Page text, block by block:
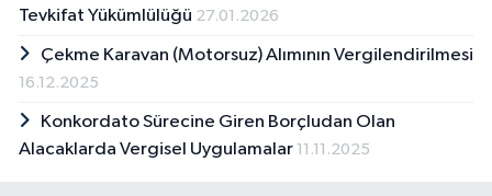
Tevkifat Yükümlülüğü 27.01.2026
Çekme Karavan (Motorsuz) Alımının Vergilendirilmesi
16.12.2025
Konkordato Sürecine Giren Borçludan Olan
Alacaklarda Vergisel Uygulamalar 11.11.2025